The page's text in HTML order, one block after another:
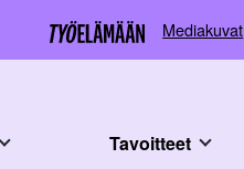
Mediakuvat
Tavoitteet